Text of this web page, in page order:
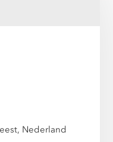
Nederland